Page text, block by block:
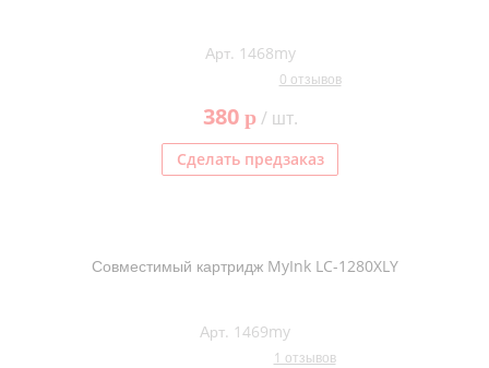
Арт. 1468my
0 отзывов
380 p/ шт.
Сделать предзаказ
Совместимый картридж MyInk LC-1280XLY
Арт. 1469my
1 отзывов